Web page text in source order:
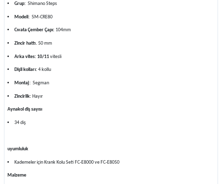
Grup: Shimano Steps
Modeli: SM-CRE80
Cıvata Çember Çapı: 104mm
Zincir hattı.50 mm
Arka vites: 10/11vitesli
Dişli kolları: 4 kollu
Montaj: Segman
Zincirlik: Hayır
Aynakol diş sayısı
34 diş
uyumluluk
Kademeler için Krank Kolu Seti FC-E8000 ve FC-E8050
Malzeme